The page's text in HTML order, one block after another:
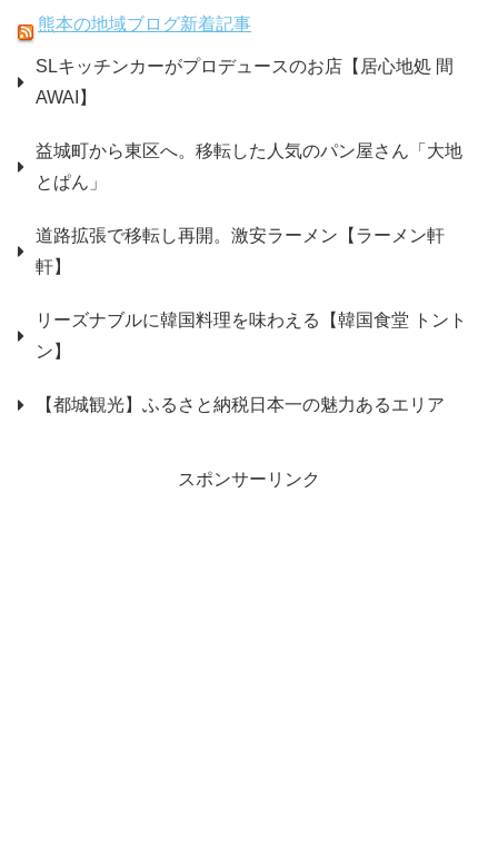
熊本の地域ブログ新着記事
SLキッチンカーがプロデュースのお店【居心地処 間
AWAI】
益城町から東区へ。移転した人気のパン屋さん「大地
とぱん」
道路拡張で移転し再開。激安ラーメン【ラーメン軒
軒】
リーズナブルに韓国料理を味わえる【韓国食堂 トント
ン】
【都城観光】ふるさと納税日本一の魅力あるエリア
スポンサーリンク